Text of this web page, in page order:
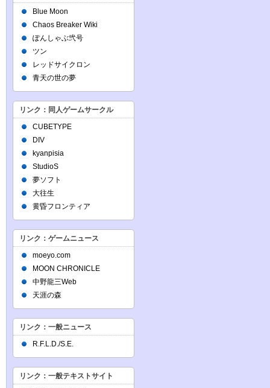
Blue Moon
Chaos Breaker Wiki
ぽんしゃぶ弐号
ツン
レッドサイクロン
青天の世の夢
リンク：同人ゲームサークル
CUBETYPE
DIV
kyanpisia
StudioS
夢ソフト
大往生
黄昏フロンティア
リンク：ゲームニュース
moeyo.com
MOON CHRONICLE
中野龍三Web
天涯の森
リンク：一般ニュース
R.F.L.D./S.E.
リンク：一般テキストサイト